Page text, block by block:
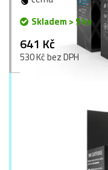
Skladem > 9 ks
641 Kč
530 Kč bez DPH